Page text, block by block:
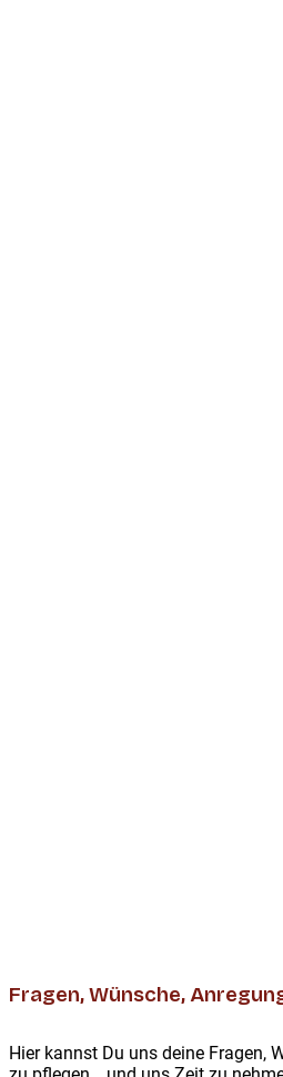
Fragen, Wünsche,
Hier kannst Du uns deine Fragen,